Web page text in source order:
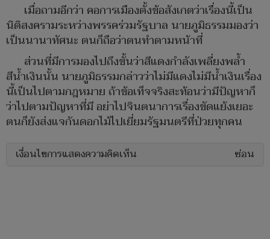
เมื่อถามอีกว่า คอการเมืองตั้งข้อสังเกตว่าเรื่องนี้เป็น
นิติสงครามระหว่างพรรคร่วมรัฐบาล นายภูมิธรรมมองว่า
เป็นนานาทัศนะ ตนก็ถือว่าตนทำตามหน้าที่
ส่วนที่มีการมองไปถึงขั้นว่าสีแดงกำลังเพลี่ยงพล้ำ
สีน้ำเงินนั้น นายภูมิธรรมกล่าวว่าไม่มีแดงไม่มีน้ำเงินเรื่อง
นี้เป็นไปตามกฎหมาย ถ้าข้อเท็จจริงสะท้อนว่ามีปัญหาก็
ว่าไปตามปัญหาที่มี อย่าไปจินตนาการเรื่องขัดแย้งเยอะ
ตนก็ยังส่งแจกันดอกไม้ไปเยี่ยมรัฐมนตรีที่ป่วยทุกคน
เงื่อนไขการแสดงความคิดเห็น ซ่อน